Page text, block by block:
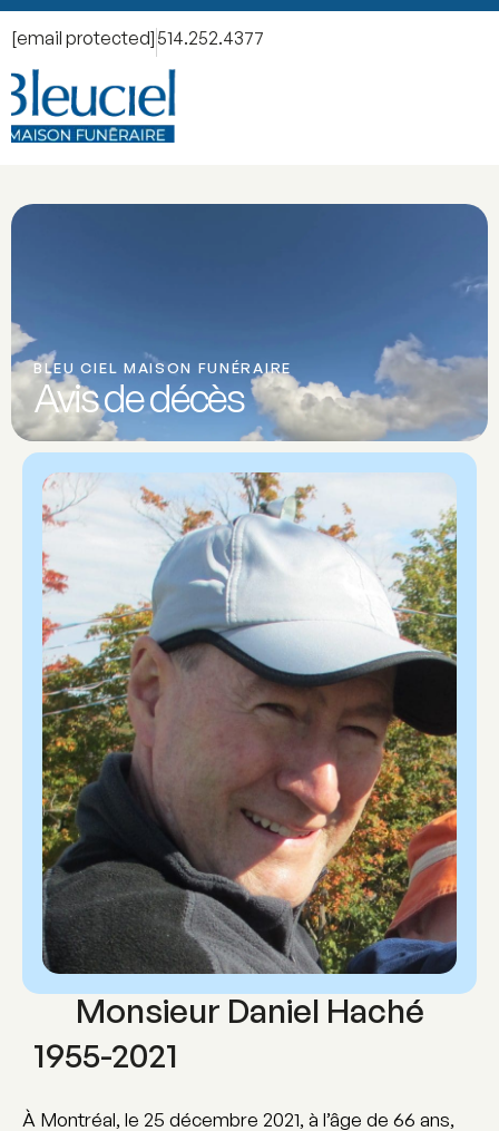
[email protected] 514.252.4377
BLEU CIEL MAISON FUNÉRAIRE
Avis de décès
À Montréal, le 25 décembre 2021, à l’âge de 66 ans,
Monsieur Daniel Haché
1955-2021